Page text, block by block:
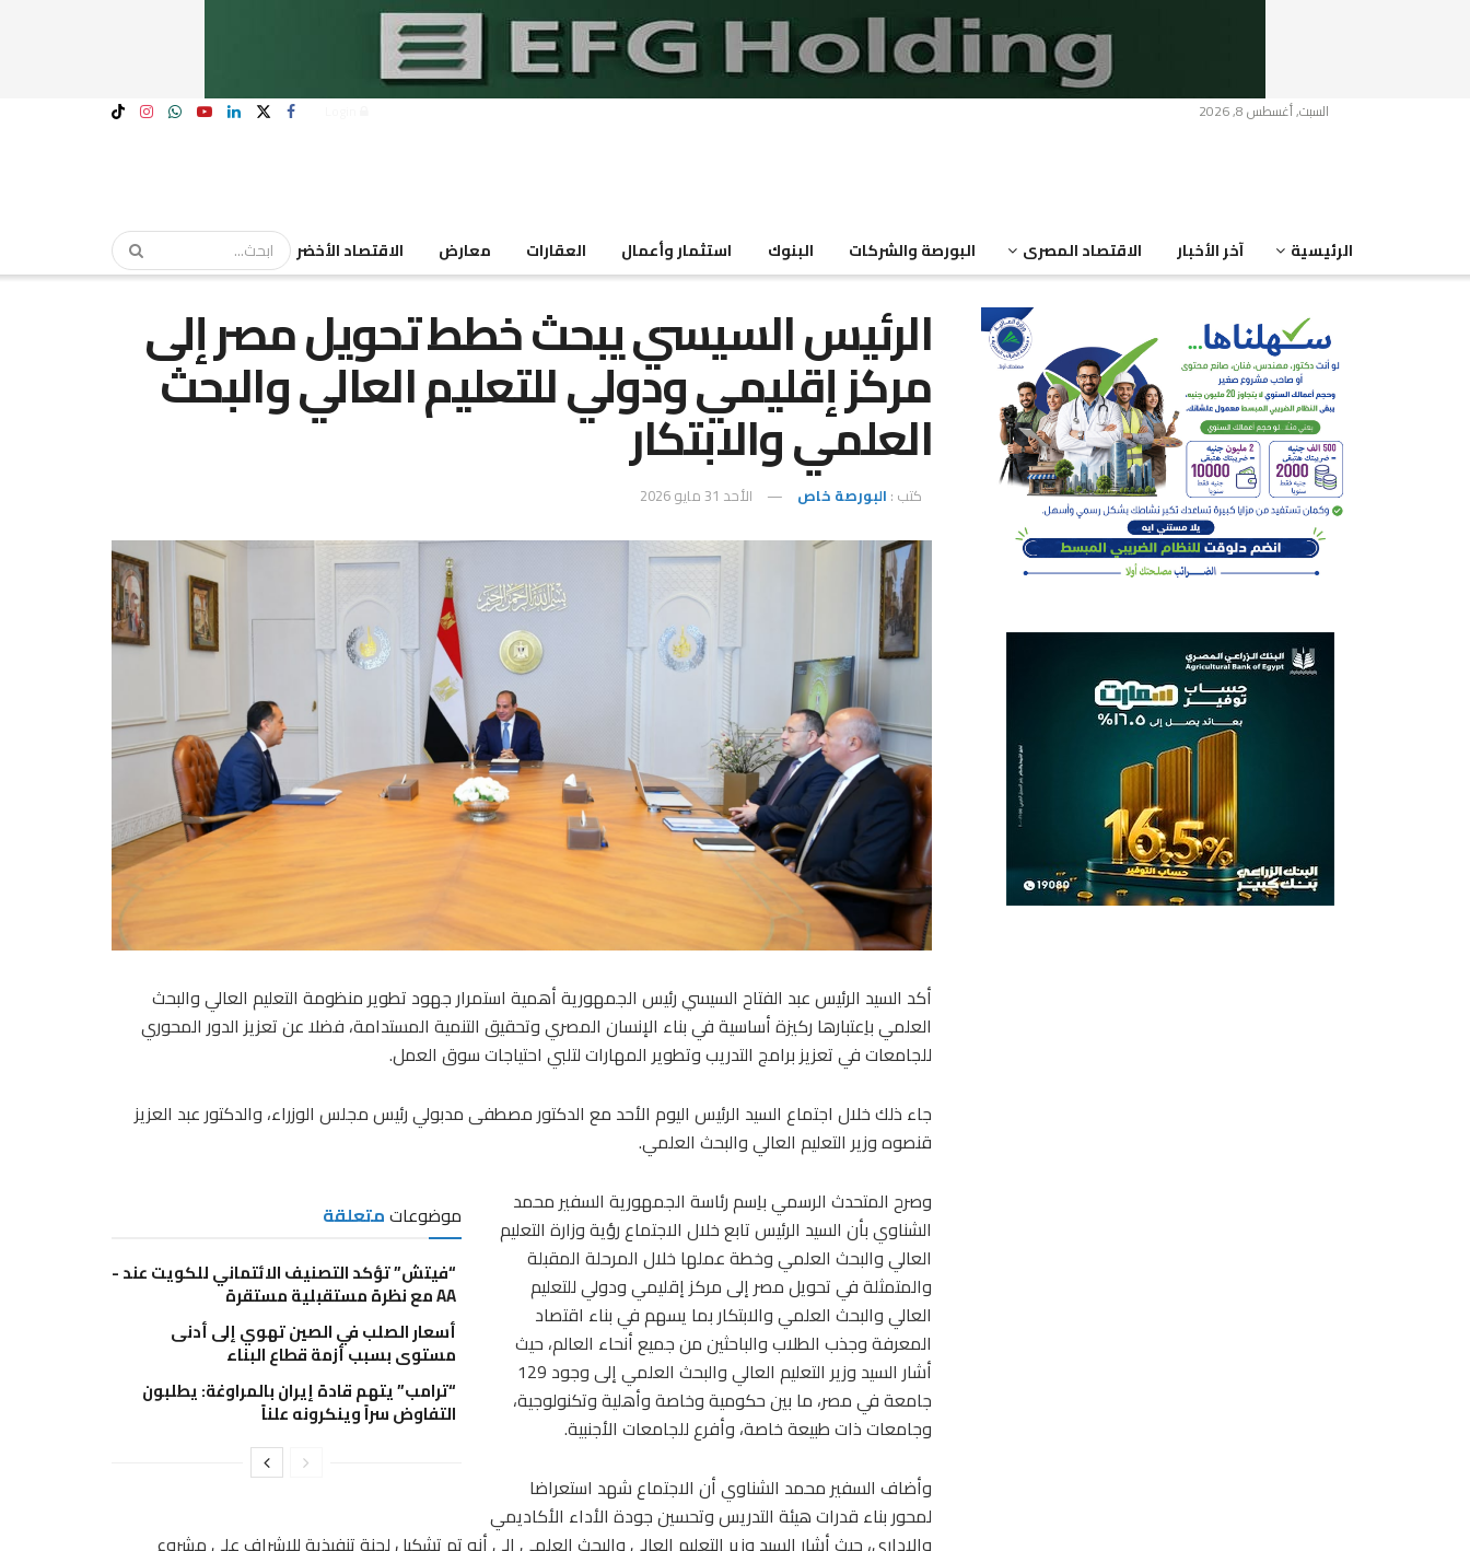
السبت, أغسطس 8, 2026
الرئيسية آخر الأخبار الاقتصاد المصرى البورصة والشركات البنوك استثمار وأعمال العقارات معارض الاقتصاد الأخضر
الرئيس السيسي يبحث خطط تحويل مصر إلى
مركز إقليمي ودولي للتعليم العالي والبحث
العلمي والابتكار
كتب : البورصة خاص الأحد 31 مايو 2026
أكد السيد الرئيس عبد الفتاح السيسي رئيس الجمهورية أهمية استمرار جهود تطوير منظومة التعليم العالي والبحث
العلمي باِعتبارها ركيزة أساسية في بناء الإنسان المصري وتحقيق التنمية المستدامة، فضلا عن تعزيز الدور المحوري
للجامعات في تعزيز برامج التدريب وتطوير المهارات لتلبي احتياجات سوق العمل.
جاء ذلك خلال اجتماع السيد الرئيس اليوم الأحد مع الدكتور مصطفى مدبولي رئيس مجلس الوزراء، والدكتور عبد العزيز
قنصوه وزير التعليم العالي والبحث العلمي.
موضوعاتمتعلقة
“فيتش” تؤكد التصنيف الائتماني للكويت عند -
AA مع نظرة مستقبلية مستقرة
أسعار الصلب في الصين تهوي إلى أدنى
مستوى بسبب أزمة قطاع البناء
“ترامب” يتهم قادة إيران بالمراوغة: يطلبون
التفاوض سراً وينكرونه علناً
وصرح المتحدث الرسمي باِسم رئاسة الجمهورية السفير محمد
الشناوي بأن السيد الرئيس تابع خلال الاجتماع رؤية وزارة التعليم
العالي والبحث العلمي وخطة عملها خلال المرحلة المقبلة
والمتمثلة في تحويل مصر إلى مركز إقليمي ودولي للتعليم
العالي والبحث العلمي والابتكار بما يسهم في بناء اقتصاد
المعرفة وجذب الطلاب والباحثين من جميع أنحاء العالم، حيث
أشار السيد وزير التعليم العالي والبحث العلمي إلى وجود 129
جامعة في مصر، ما بين حكومية وخاصة وأهلية وتكنولوجية،
وجامعات ذات طبيعة خاصة، وأفرع للجامعات الأجنبية.
وأضاف السفير محمد الشناوي أن الاجتماع شهد استعراضا
لمحور بناء قدرات هيئة التدريس وتحسين جودة الأداء الأكاديمي
والإداري، حيث أشار السيد وزير التعليم العالي والبحث العلمي إلى أنه تم تشكيل لجنة تنفيذية للإشراف على مشروع